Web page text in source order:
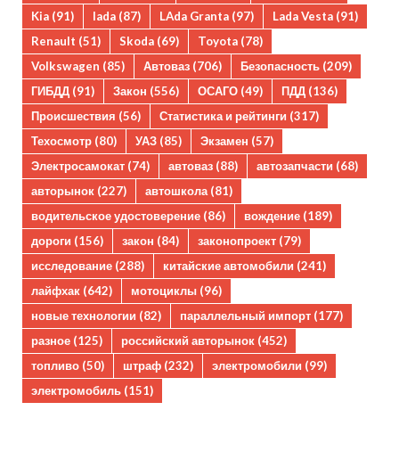
Kia (91) lada (87) LAda Granta (97) Lada Vesta (91)
Renault (51) Skoda (69) Toyota (78)
Volkswagen (85) Автоваз (706) Безопасность (209)
ГИБДД (91) Закон (556) ОСАГО (49) ПДД (136)
Происшествия (56) Статистика и рейтинги (317)
Техосмотр (80) УАЗ (85) Экзамен (57)
Электросамокат (74) автоваз (88) автозапчасти (68)
авторынок (227) автошкола(81)
водительское удостоверение (86) вождение (189)
дороги (156) закон (84) законопроект (79)
исследование (288) китайские автомобили (241)
лайфхак (642) мотоциклы (96)
новые технологии (82) параллельный импорт (177)
разное (125) российский авторынок (452)
топливо (50) штраф (232) электромобили (99)
электромобиль (151)